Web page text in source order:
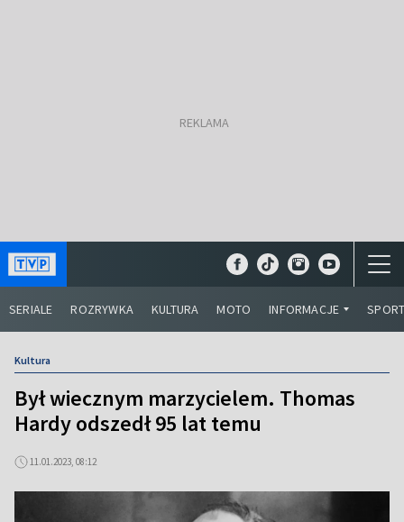
SERIALE ROZRYWKA KULTURA MOTO INFORMACJE
Kultura
Był wiecznym marzycielem. Thomas
Hardy odszedł 95 lat temu
11.01.2023, 08:12